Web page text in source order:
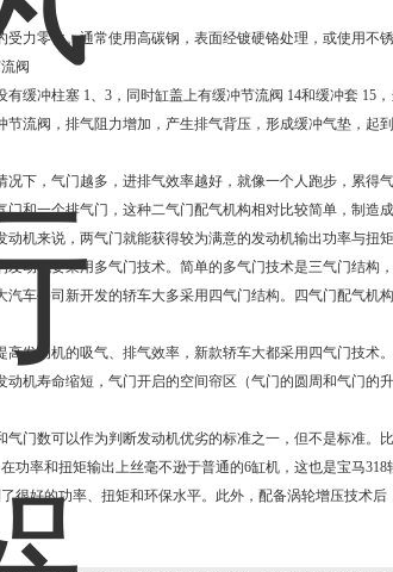
受力零件。通常使用高碳钢，表面经镀硬铬处理，或使用不
阀
有缓冲柱塞 1、3，同时缸盖上有缓冲节流阀 14和缓冲套 15
节流阀，排气阻力增加，产生排气背压，形成缓冲气垫，起
况下，气门越多，进排气效率越好，就像一个人跑步，累得
门和一个排气门，这种二气门配气机构相对比较简单，制造
动机来说，两气门就能获得较为满意的发动机输出功率与扭矩
发动机要采用多气门技术。简单的多气门技术是三气门结构
汽车公司新开发的轿车大多采用四气门结构。四气门配气机
高发动机的吸气、排气效率，新款轿车大都采用四气门技术
动机寿命缩短，气门开启的空间帘区（气门的圆周和气门的
气门数可以作为判断发动机优劣的标准之一，但不是标准。
功率和扭矩输出上丝毫不逊于普通的6缸机，这也是宝马
很好的功率、扭矩和环保水平。此外，配备涡轮增压技术